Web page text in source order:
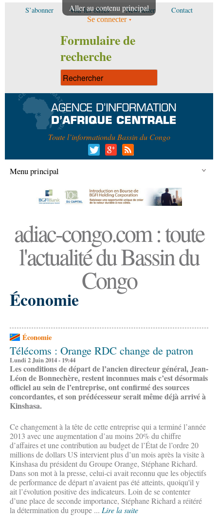
Aller au contenu principal
S’abonner Voir les offres Newsletter Contact
Se connecter
Formulaire de
recherche
Toute l’informationdu Bassin du Congo
Menu principal
adiac-congo.com : toute
l'actualité du Bassin du
Congo
Économie
Économie
Télécoms : Orange RDC change de patron
Lundi 2 Juin 2014 - 19:44
Les conditions de départ de l’ancien directeur général, Jean-
Léon de Bonnechère, restent inconnues mais c’est désormais
officiel au sein de l’entreprise, ont confirmé des sources
concordantes, et son prédécesseur serait même déjà arrivé à
Kinshasa.
Ce changement à la tête de cette entreprise qui a terminé l’année
2013 avec une augmentation d’au moins 20% du chiffre
d’affaires et une contribution au budget de l’État de l’ordre 20
millions de dollars US intervient plus d’un mois après la visite à
Kinshasa du président du Groupe Orange, Stéphane Richard.
Dans son mot à la presse, celui-ci avait reconnu que les objectifs
de performance de départ n’avaient pas été atteints, quoiqu'il y
ait l’évolution positive des indicateurs. Loin de se contenter
d’une place de seconde importance, Stéphane Richard a réitéré
la détermination du groupe ... Lire la suite